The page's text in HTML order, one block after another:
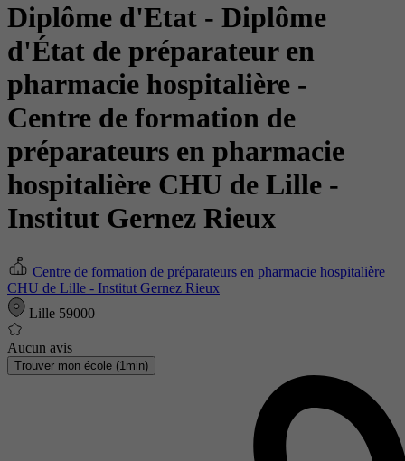
Diplôme d'Etat - Diplôme
d'État de préparateur en
pharmacie hospitalière -
Centre de formation de
préparateurs en pharmacie
hospitalière CHU de Lille -
Institut Gernez Rieux
Centre de formation de préparateurs en pharmacie hospitalière
CHU de Lille - Institut Gernez Rieux
Lille 59000
Aucun avis
Trouver mon école (1min)